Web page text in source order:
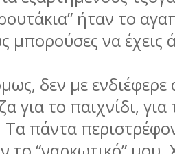
ήταν το
µπορούσες να έχεις
δεν µε
για το παιχνίδι,
Τα πάντα